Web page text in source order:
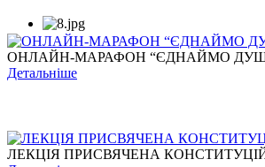
ОНЛАЙН-МАРАФОН “ЄДНАЙМО
Детальніше
ЛЕКЦІЯ ПРИСВЯЧЕНА